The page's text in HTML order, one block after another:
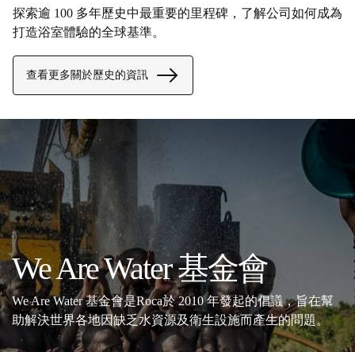
探索逾 100 多年歷史中最重要的里程碑，了解公司如何成為
打造浴室體驗的全球基準。
查看更多關於歷史的資訊
We Are Water 基金會
We Are Water 基金會是Roca於 2010 年發起的倡議，旨在幫
助解決世界各地因缺乏水資源及衛生設施而產生的問題。